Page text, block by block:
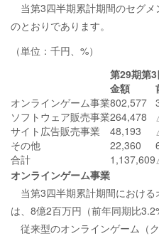
当第3四半期累計期間のセグ
のとおりであります。
（単位：千円、%）
第29期第
金額
オンラインゲーム事業802,577
ソフトウェア販売事業264,478
サイト広告販売事業
48,193
その他
22,360
合計
1,137,609
オンラインゲーム事業
当第3四半期累計期間におけ
は、8億2百万円（前年同期比
従来型のオンラインゲーム（